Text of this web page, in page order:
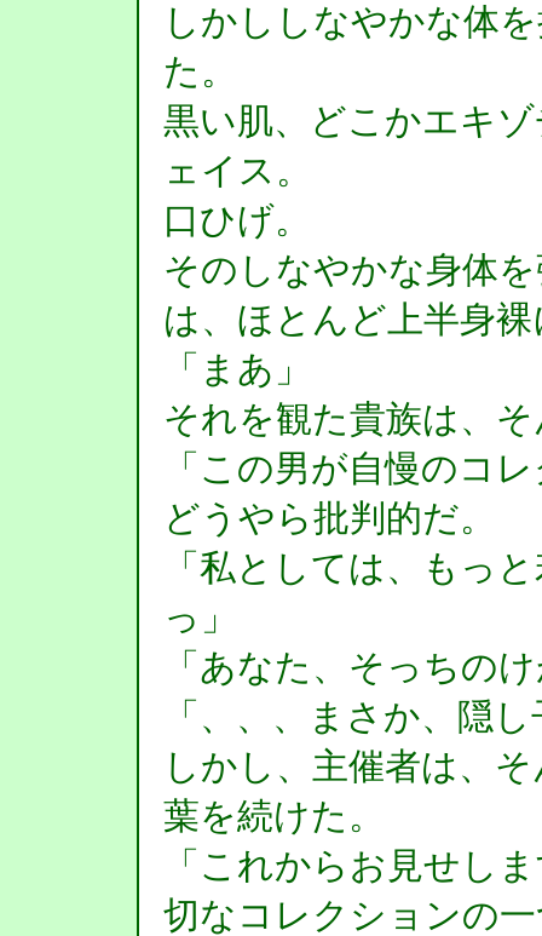
しかししなやかな体
た。
黒い肌、どこかエキ
ェイス。
口ひげ。
そのしなやかな身体
は、ほとんど上半身
「まあ」
それを観た貴族は、
「この男が自慢のコ
どうやら批判的だ。
「私としては、もっ
っ」
「あなた、そっちの
「、、、まさか、隠
しかし、主催者は、
葉を続けた。
「これからお見せし
切なコレクションの